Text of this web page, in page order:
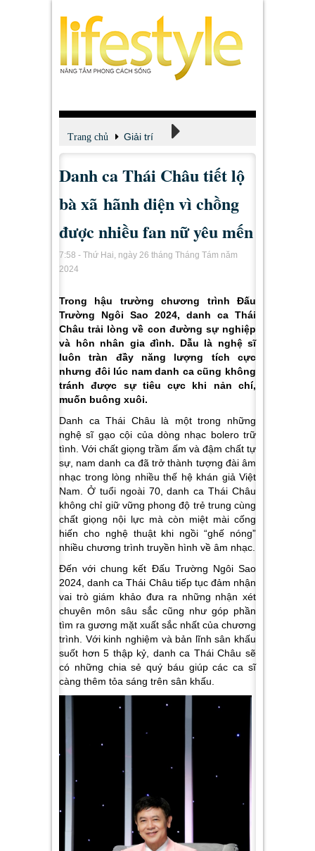
Trang chủ Giải trí
Xem - Nghe - Đọc
Danh ca Thái Châu tiết lộ
bà xã hãnh diện vì chồng
được nhiều fan nữ yêu mến
7:58 - Thứ Hai, ngày 26 tháng Tháng Tám năm
2024
Trong hậu trường chương trình Đấu
Trường Ngôi Sao 2024, danh ca Thái
Châu trải lòng về con đường sự nghiệp
và hôn nhân gia đình. Dẫu là nghệ sĩ
luôn tràn đầy năng lượng tích cực
nhưng đôi lúc nam danh ca cũng không
tránh được sự tiêu cực khi nản chí,
muốn buông xuôi.
Danh ca Thái Châu là một trong những
nghệ sĩ gạo cội của dòng nhạc bolero trữ
tình. Với chất giọng trầm ấm và đậm chất tự
sự, nam danh ca đã trở thành tượng đài âm
nhạc trong lòng nhiều thế hệ khán giả Việt
Nam. Ở tuổi ngoài 70, danh ca Thái Châu
không chỉ giữ vững phong độ trẻ trung cùng
chất giọng nội lực mà còn miệt mài cống
hiến cho nghệ thuật khi ngồi “ghế nóng”
nhiều chương trình truyền hình về âm nhạc.
Đến với chung kết Đấu Trường Ngôi Sao
2024, danh ca Thái Châu tiếp tục đảm nhận
vai trò giám khảo đưa ra những nhận xét
chuyên môn sâu sắc cũng như góp phần
tìm ra gương mặt xuất sắc nhất của chương
trình. Với kinh nghiệm và bản lĩnh sân khấu
suốt hơn 5 thập kỷ, danh ca Thái Châu sẽ
có những chia sẻ quý báu giúp các ca sĩ
càng thêm tỏa sáng trên sân khấu.